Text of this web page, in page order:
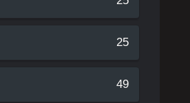
25
49